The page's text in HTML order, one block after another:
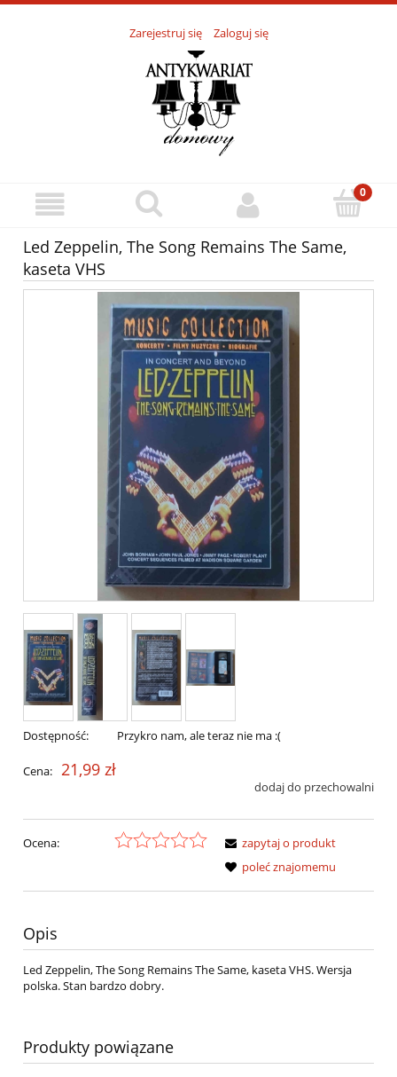
Zarejestruj się Zaloguj się
Led Zeppelin, The Song Remains The Same,
kaseta VHS
Dostępność: Przykro nam, ale teraz nie ma :(
Cena: 21,99 zł
dodaj do przechowalni
Ocena:
zapytaj o produkt
poleć znajomemu
Opis
Led Zeppelin, The Song Remains The Same, kaseta VHS. Wersja
polska. Stan bardzo dobry.
Produkty powiązane